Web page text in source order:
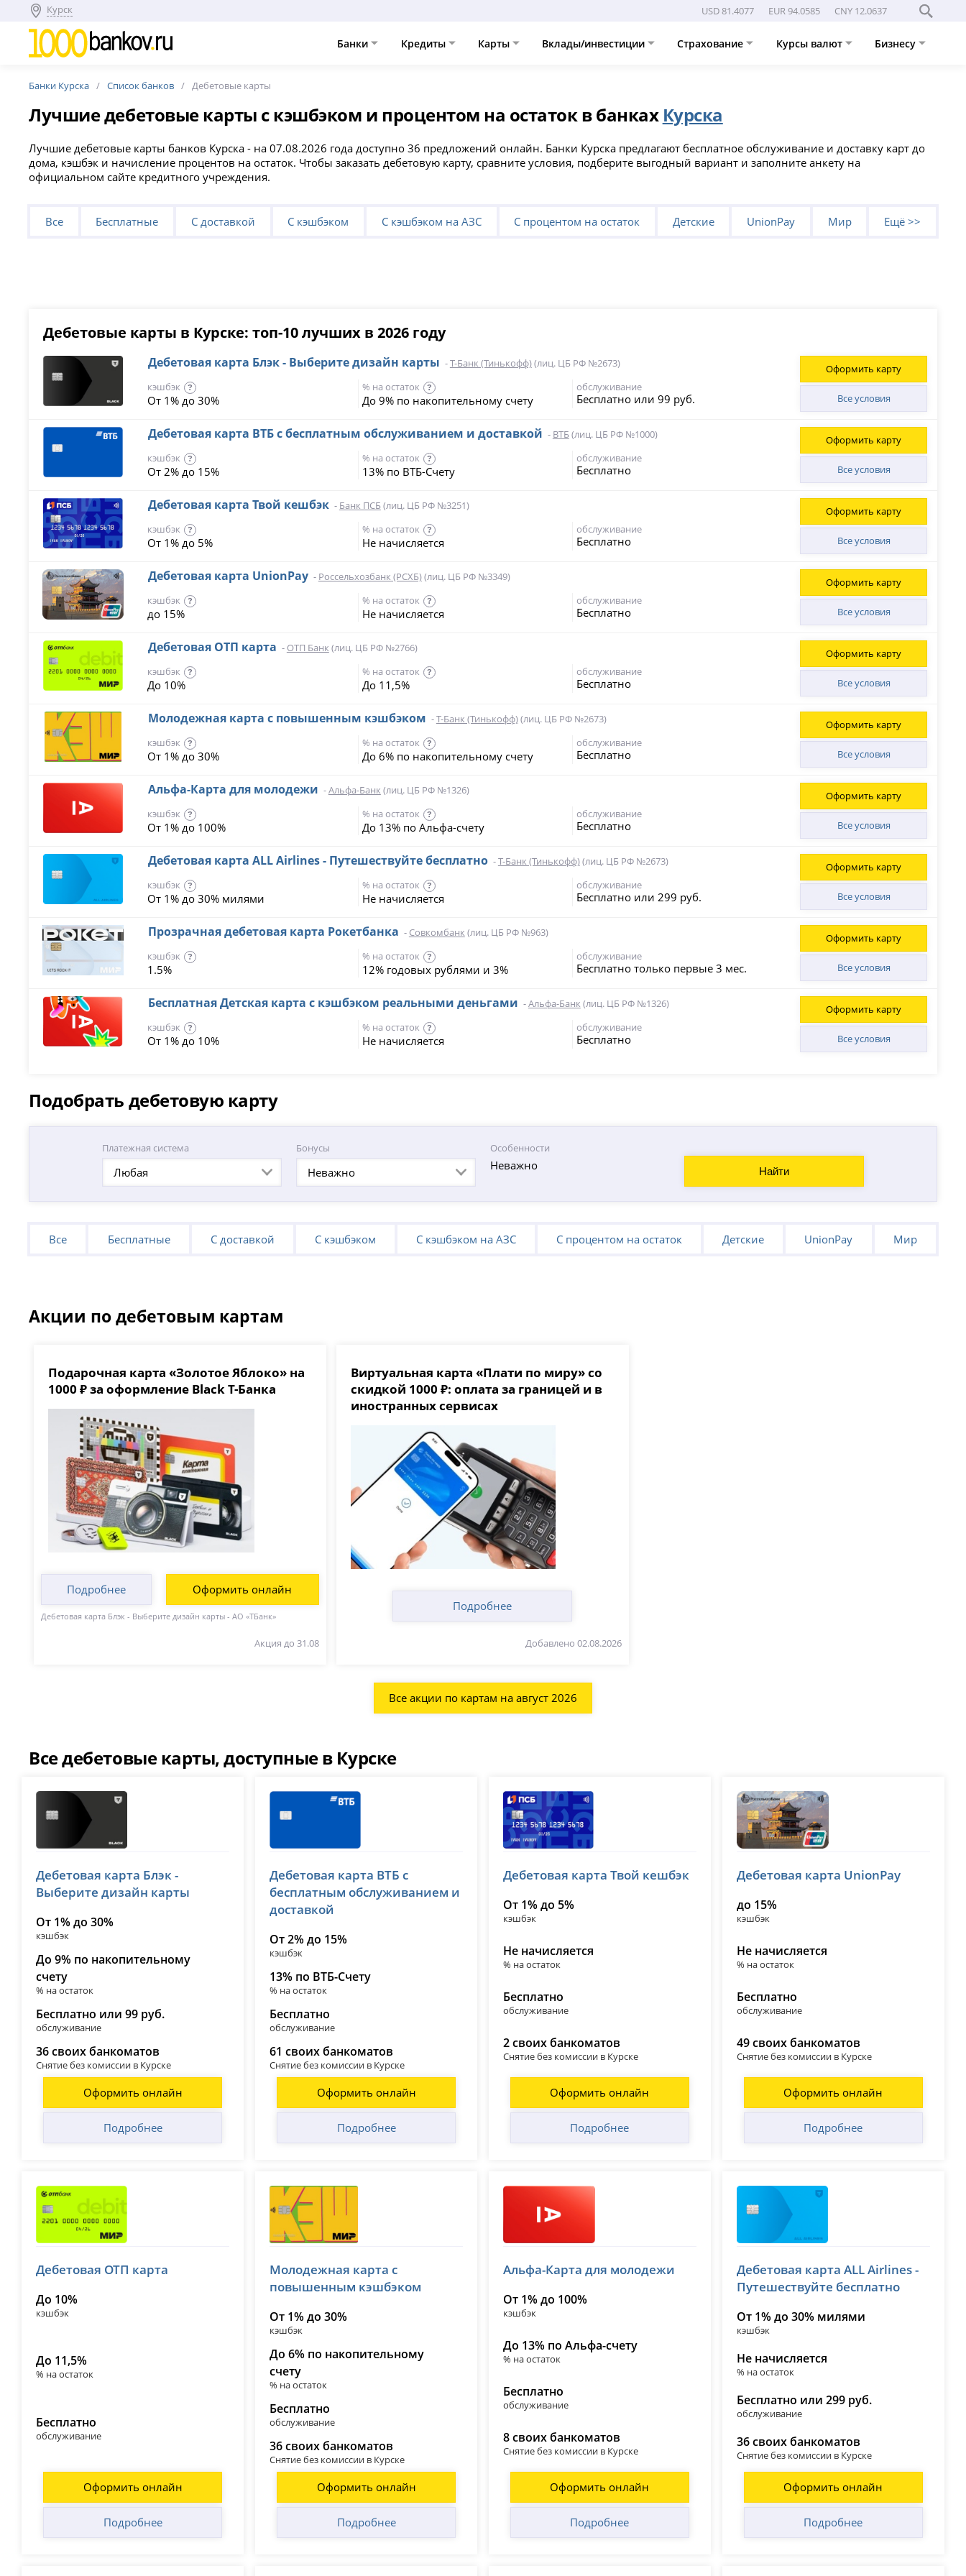
Курск USD 81.4077 EUR 94.0585 CNY 12.0637
Банки Кредиты Карты Вклады/инвестиции Страхование Курсы валют Бизнесу
Банки Курска Список банков Дебетовые карты
Лучшие дебетовые карты с кэшбэком и процентом на остаток в банках Курска
Лучшие дебетовые карты банков Курска - на 07.08.2026 года доступно 36 предложений онлайн. Банки Курска предлагают бесплатное обслуживание и доставку карт до
дома, кэшбэк и начисление процентов на остаток. Чтобы заказать дебетовую карту, сравните условия, подберите выгодный вариант и заполните анкету на
официальном сайте кредитного учреждения.
Все Бесплатные С доставкой С кэшбэком С кэшбэком на АЗС С процентом на остаток Детские UnionPay Мир Ещё >>
Дебетовые карты в Курске: топ-10 лучших в 2026 году
Дебетовая карта Блэк - Выберите дизайн карты -Т-Банк (Тинькофф)(лиц. ЦБ РФ №2673)
кэшбэк
?
От 1% до 30%
% на остаток ?
До 9% по накопительному счету
обслуживание
Бесплатно или 99 руб. Все условия
Оформить карту
Дебетовая карта ВТБ с бесплатным обслуживанием и доставкой - ВТБ(лиц. ЦБ РФ №1000)
кэшбэк
?
От 2% до 15%
% на остаток ?
13% по ВТБ-Счету
обслуживание
Бесплатно Все условия
Оформить карту
Дебетовая карта Твой кешбэк - Банк ПСБ(лиц. ЦБ РФ №3251)
кэшбэк
?
От 1% до 5%
% на остаток ?
Не начисляется
обслуживание
Бесплатно Все условия
Оформить карту
Дебетовая карта UnionPay - Россельхозбанк (РСХБ)(лиц. ЦБ РФ №3349)
кэшбэк
?
до 15%
% на остаток ?
Не начисляется
обслуживание
Бесплатно Все условия
Оформить карту
Дебетовая ОТП карта - ОТП Банк (лиц. ЦБ РФ №2766)
кэшбэк
?
До 10%
% на остаток ?
До 11,5%
обслуживание
Бесплатно Все условия
Оформить карту
Молодежная карта с повышенным кэшбэком -Т-Банк (Тинькофф)(лиц. ЦБ РФ №2673)
кэшбэк
?
От 1% до 30%
% на остаток ?
До 6% по накопительному счету
обслуживание
Бесплатно Все условия
Оформить карту
Альфа-Карта для молодежи -Альфа-Банк (лиц. ЦБ РФ №1326)
кэшбэк
?
От 1% до 100%
% на остаток ?
До 13% по Альфа-счету
обслуживание
Бесплатно Все условия
Оформить карту
Дебетовая карта ALL Airlines - Путешествуйте бесплатно -Т-Банк (Тинькофф)(лиц. ЦБ РФ №2673)
кэшбэк
?
От 1% до 30% милями
% на остаток ?
Не начисляется
обслуживание
Бесплатно или 299 руб. Все условия
Оформить карту
Прозрачная дебетовая карта Рокетбанка - Совкомбанк (лиц. ЦБ РФ №963)
кэшбэк
?
1.5%
% на остаток ?
12% годовых рублями и 3%
обслуживание
Бесплатно только первые 3 мес. Все условия
Оформить карту
Бесплатная Детская карта с кэшбэком реальными деньгами -Альфа-Банк (лиц. ЦБ РФ №1326)
кэшбэк
?
От 1% до 10%
% на остаток ?
Не начисляется
обслуживание
Бесплатно Все условия
Оформить карту
Подобрать дебетовую карту
Платежная система
Любая
Бонусы
Неважно
Особенности
Неважно Найти
Все Бесплатные С доставкой С кэшбэком С кэшбэком на АЗС С процентом на остаток Детские UnionPay Мир
Акции по дебетовым картам
Подарочная карта «Золотое Яблоко» на
1000 ₽ за оформление Black Т-Банка
Подробнее Оформить онлайн
Дебетовая карта Блэк - Выберите дизайн карты - АО «ТБанк»
Акция до 31.08
Виртуальная карта «Плати по миру» со
скидкой 1000 ₽: оплата за границей и в
иностранных сервисах
Подробнее
Добавлено 02.08.2026
Все акции по картам на август 2026
Все дебетовые карты, доступные в Курске
лицензия № 2673
Дебетовая карта Блэк -
Выберите дизайн карты
От 1% до 30%
кэшбэк
До 9% по накопительному
счету
% на остаток
Бесплатно или 99 руб.
обслуживание
36 своих банкоматов
Снятие без комиссии в Курске
Оформить онлайн
Подробнее
лицензия № 1000
Дебетовая карта ВТБ с
бесплатным обслуживанием и
доставкой
От 2% до 15%
кэшбэк
13% по ВТБ-Счету
% на остаток
Бесплатно
обслуживание
61 своих банкоматов
Снятие без комиссии в Курске
Оформить онлайн
Подробнее
лицензия № 3251
Дебетовая карта Твой кешбэк
От 1% до 5%
кэшбэк
Не начисляется
% на остаток
Бесплатно
обслуживание
2 своих банкоматов
Снятие без комиссии в Курске
Оформить онлайн
Подробнее
лицензия № 3349
Дебетовая карта UnionPay
до 15%
кэшбэк
Не начисляется
% на остаток
Бесплатно
обслуживание
49 своих банкоматов
Снятие без комиссии в Курске
Оформить онлайн
Подробнее
лицензия № 2766
Дебетовая ОТП карта
До 10%
кэшбэк
До 11,5%
% на остаток
Бесплатно
обслуживание
Оформить онлайн
Подробнее
лицензия № 2673
Молодежная карта с
повышенным кэшбэком
От 1% до 30%
кэшбэк
До 6% по накопительному
счету
% на остаток
Бесплатно
обслуживание
36 своих банкоматов
Снятие без комиссии в Курске
Оформить онлайн
Подробнее
лицензия № 1326
Альфа-Карта для молодежи
От 1% до 100%
кэшбэк
До 13% по Альфа-счету
% на остаток
Бесплатно
обслуживание
8 своих банкоматов
Снятие без комиссии в Курске
Оформить онлайн
Подробнее
лицензия № 2673
Дебетовая карта ALL Airlines -
Путешествуйте бесплатно
От 1% до 30% милями
кэшбэк
Не начисляется
% на остаток
Бесплатно или 299 руб.
обслуживание
36 своих банкоматов
Снятие без комиссии в Курске
Оформить онлайн
Подробнее